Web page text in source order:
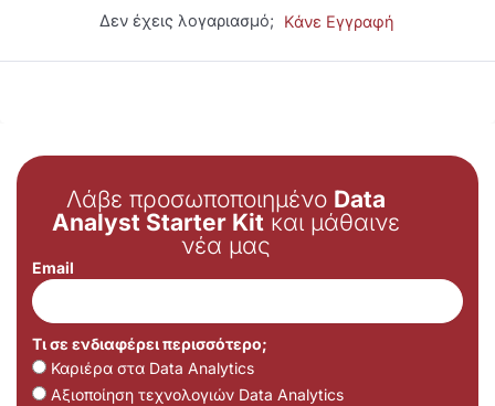
Δεν έχεις λογαριασμό; Κάνε Εγγραφή
Λάβε προσωποποιημένο Data
Analyst Starter Kit και μάθαινε
νέα μας
Email
Τι σε ενδιαφέρει περισσότερο;
Καριέρα στα Data Analytics
Αξιοποίηση τεχνολογιών Data Analytics